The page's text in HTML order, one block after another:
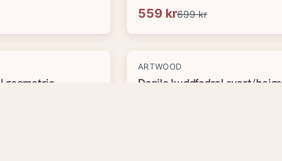
559 kr699 kr
geometric
-20%
ARTWOOD
Danilo kuddfodral svart/beige